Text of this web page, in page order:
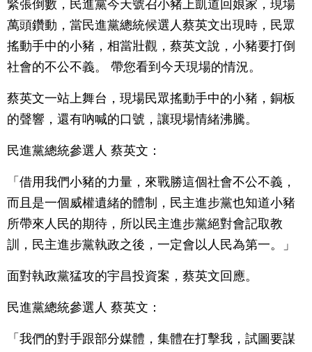
緊張倒數，民進黨今天號召小豬上凱道回娘家，現場
萬頭鑽動，當民進黨總統候選人蔡英文出現時，民眾
搖動手中的小豬，相當壯觀，蔡英文說，小豬要打倒
社會的不公不義。 帶您看到今天現場的情況。
蔡英文一站上舞台，現場民眾搖動手中的小豬，銅板
的聲響，還有吶喊的口號，讓現場情緒沸騰。
民進黨總統參選人 蔡英文：
「借用我們小豬的力量，來戰勝這個社會不公不義，
而且是一個威權遺緒的體制，民主進步黨也知道小豬
所帶來人民的期待，所以民主進步黨絕對會記取教
訓，民主進步黨執政之後，一定會以人民為第一。」
面對執政黨猛攻的宇昌投資案，蔡英文回應。
民進黨總統參選人 蔡英文：
「我們的對手跟部分媒體，集體在打擊我，試圖要謀